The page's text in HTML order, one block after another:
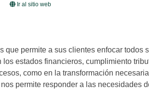
Ir al sitio web
permite a sus clientes enfocar todos
estados financieros, cumplimiento
como en la transformación
permite responder a las necesidades